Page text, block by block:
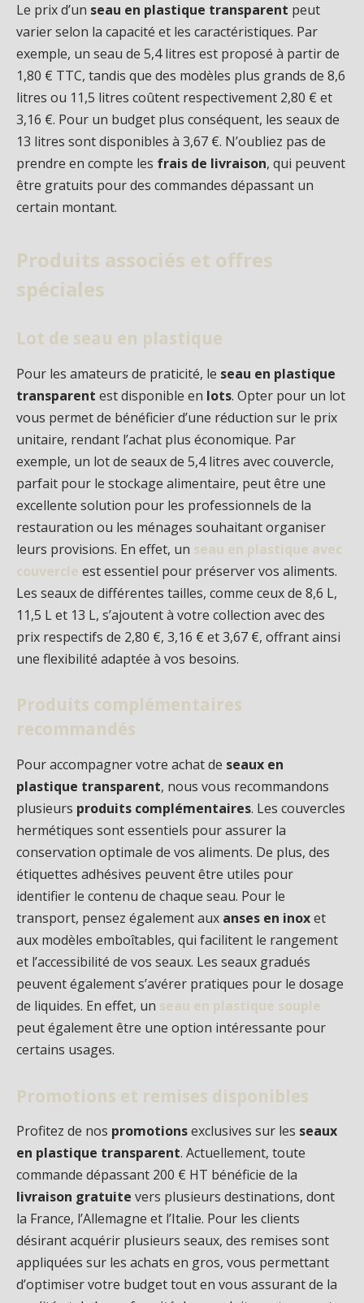
Le prix d’un seau en plastique transparent peut
varier selon la capacité et les caractéristiques. Par
exemple, un seau de 5,4 litres est proposé à partir de
1,80 € TTC, tandis que des modèles plus grands de 8,6
litres ou 11,5 litres coûtent respectivement 2,80 € et
3,16 €. Pour un budget plus conséquent, les seaux de
13 litres sont disponibles à 3,67 €. N’oubliez pas de
prendre en compte les frais de livraison, qui peuvent
être gratuits pour des commandes dépassant un
certain montant.
Produits associés et offres
spéciales
Lot de seau en plastique
Pour les amateurs de praticité, le seau en plastique
transparent est disponible en lots. Opter pour un lot
vous permet de bénéficier d’une réduction sur le prix
unitaire, rendant l’achat plus économique. Par
exemple, un lot de seaux de 5,4 litres avec couvercle,
parfait pour le stockage alimentaire, peut être une
excellente solution pour les professionnels de la
restauration ou les ménages souhaitant organiser
leurs provisions. En effet, un seau en plastique avec
couvercle est essentiel pour préserver vos aliments.
Les seaux de différentes tailles, comme ceux de 8,6 L,
11,5 L et 13 L, s’ajoutent à votre collection avec des
prix respectifs de 2,80 €, 3,16 € et 3,67 €, offrant ainsi
une flexibilité adaptée à vos besoins.
Produits complémentaires
recommandés
Pour accompagner votre achat de seaux en
plastique transparent, nous vous recommandons
plusieurs produits complémentaires. Les couvercles
hermétiques sont essentiels pour assurer la
conservation optimale de vos aliments. De plus, des
étiquettes adhésives peuvent être utiles pour
identifier le contenu de chaque seau. Pour le
transport, pensez également aux anses en inoxet
aux modèles emboîtables, qui facilitent le rangement
et l’accessibilité de vos seaux. Les seaux gradués
peuvent également s’avérer pratiques pour le dosage
de liquides. En effet, un seau en plastique souple
peut également être une option intéressante pour
certains usages.
Promotions et remises disponibles
Profitez de nos promotionsexclusives sur les seaux
en plastique transparent. Actuellement, toute
commande dépassant 200 € HT bénéficie de la
livraison gratuite vers plusieurs destinations, dont
la France, l’Allemagne et l’Italie. Pour les clients
désirant acquérir plusieurs seaux, des remises sont
appliquées sur les achats en gros, vous permettant
d’optimiser votre budget tout en vous assurant de la